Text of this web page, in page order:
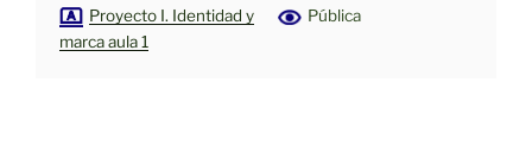
Proyecto I. Identidad y
marca aula 1
Pública